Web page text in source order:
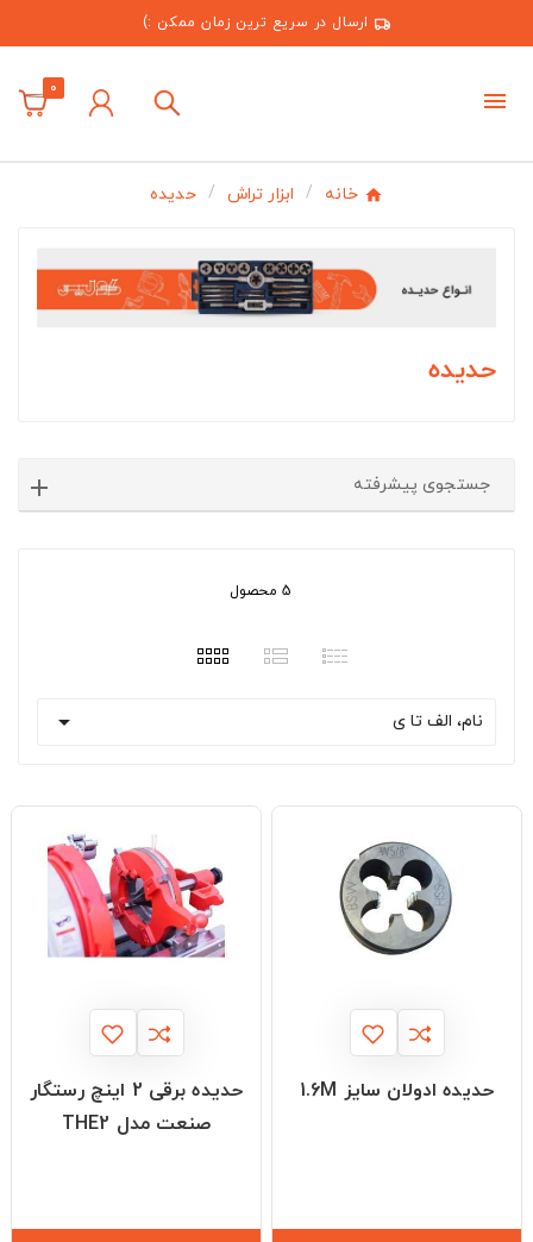
ارسال در سریع ترین زمان ممکن :)
0
خانه ابزار تراش حدیده
حدیده
جستجوی پیشرفته
5 محصول
نام، الف تا ی 
حدیده ادولان سایز 1.6M
حدیده برقی 2 اینچ رستگار
صنعت مدل THE2